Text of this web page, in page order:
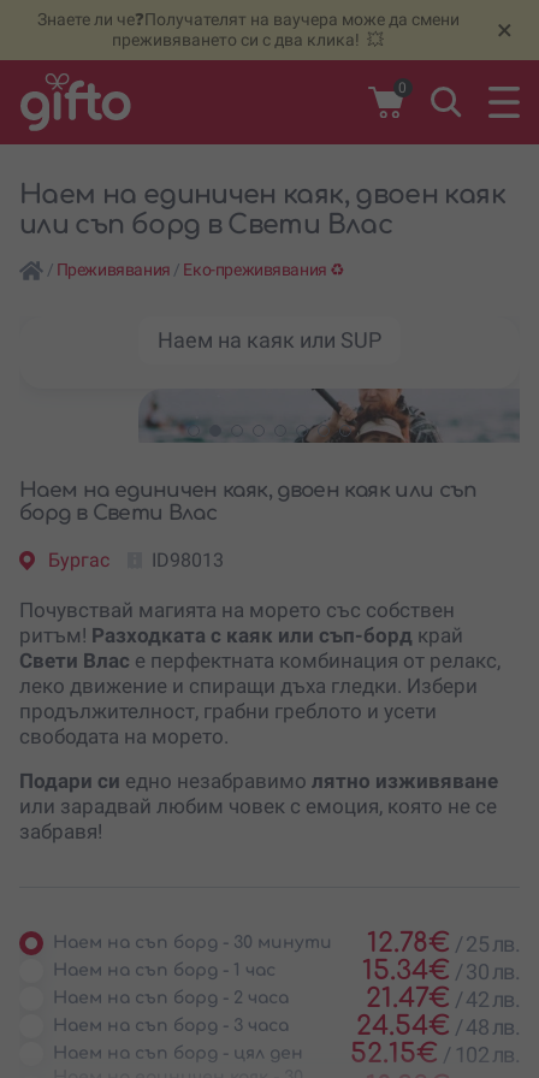
Знаете ли че❓Получателят на ваучера може да смени
преживяването си с два клика! 💥
×
0
Наем на единичен каяк, двоен каяк
или съп борд в Свети Влас
/ Преживявания / Еко-преживявания ♻️
Наем на каяк или SUP
Наем на единичен каяк, двоен каяк или съп
борд в Свети Влас
Бургас ID98013
Почувствай магията на морето със собствен
ритъм! Разходката с каяк или съп-борд край
Свети Влас е перфектната комбинация от релакс,
леко движение и спиращи дъха гледки. Избери
продължителност, грабни греблото и усети
свободата на морето.
Подари си едно незабравимо лятно изживяване
или зарадвай любим човек с емоция, която не се
забравя!
Наем на съп борд - 30 минути 12.78€ /25 лв.
Наем на съп борд - 1 час 15.34€ /30 лв.
Наем на съп борд - 2 часа 21.47€ /42 лв.
Наем на съп борд - 3 часа 24.54€ /48 лв.
Наем на съп борд - цял ден 52.15€ / 102 лв.